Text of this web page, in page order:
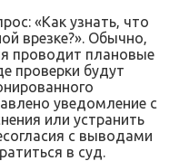
«Как узнать‚ что
врезке?». Обычно‚
проводит плановые
проверки будут
уведомление с
или устранить
с выводами
в суд.